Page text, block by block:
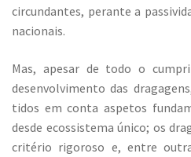
circundantes, perante a
nacionais.
Mas, apesar de todo o
desenvolvimento das
tidos em conta aspetos
desde ecossistema único; os
critério rigoroso e, entre